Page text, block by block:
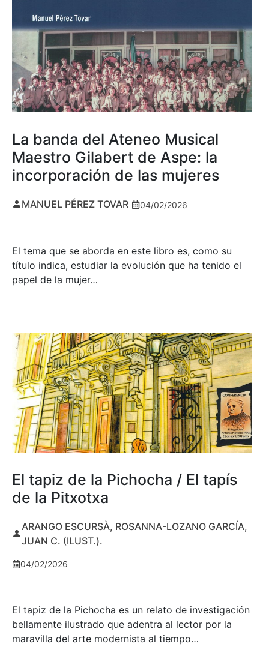
La banda del Ateneo Musical
Maestro Gilabert de Aspe: la
incorporación de las mujeres
MANUEL PÉREZ TOVAR 04/02/2026
El tema que se aborda en este libro es, como su
título indica, estudiar la evolución que ha tenido el
papel de la mujer…
El tapiz de la Pichocha / El tapís
de la Pitxotxa
ARANGO ESCURSÀ, ROSANNA-LOZANO GARCÍA,
JUAN C. (ILUST.).
04/02/2026
El tapiz de la Pichocha es un relato de investigación
bellamente ilustrado que adentra al lector por la
maravilla del arte modernista al tiempo…